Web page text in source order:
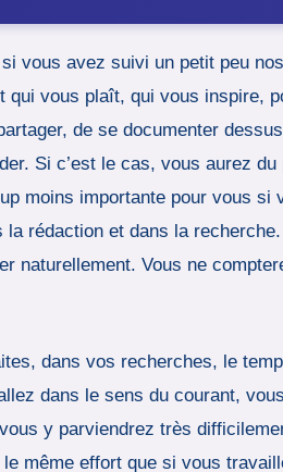
vous avez suivi un petit peu
qui vous plaît, qui vous inspire,
de se documenter
Si c’est le cas, vous aurez
moins importante pour vous si
rédaction et dans la
naturellement. Vous ne
dans vos recherches, le
dans le sens du courant,
y parviendrez très
même effort que si vous